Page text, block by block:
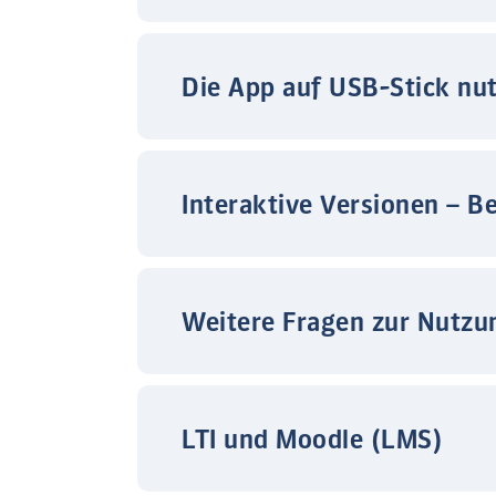
Die App auf USB-Stick
Interaktive Versionen –
Weitere Fragen zur
LTI und Moodle (LMS)